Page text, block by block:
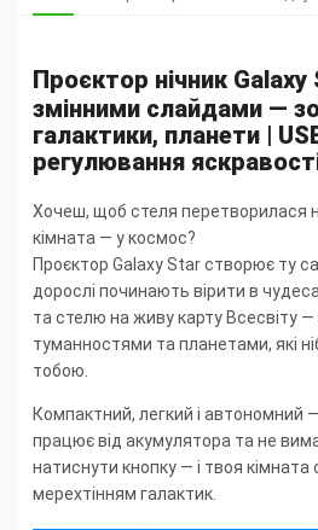
Проєктор нічник Galaxy
змінними слайдами —
галактики, планети |
регулювання
Хочеш, щоб стеля перетворилася
кімната — у космос?
Проєктор Galaxy Star створює ту
дорослі починають вірити в
та стелю на живу карту Всесвіту —
туманностями та планетами, які
тобою.
Компактний, легкий і автономний
працює від акумулятора та не
натиснути кнопку — і твоя
мерехтінням галактик.